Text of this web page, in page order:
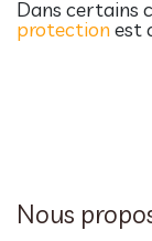
Dans certains
protection est
Nous